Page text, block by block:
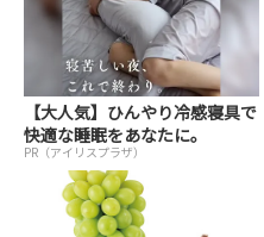
【大人気】ひんやり冷感寝具で
快適な睡眠をあなたに。
PR（アイリスプラザ）